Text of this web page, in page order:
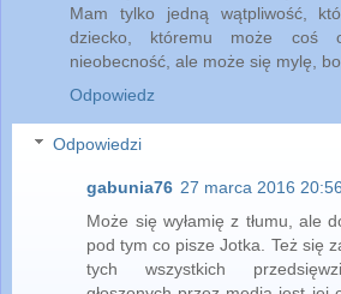
Mam tylko jedną wątpliwość,
dziecko, któremu może coś
nieobecność, ale może się mylę,
Odpowiedz
Odpowiedzi
gabunia76 27 marca 2016 20:56
Może się wyłamię z tłumu, ale
pod tym co pisze Jotka. Też się
tych wszystkich